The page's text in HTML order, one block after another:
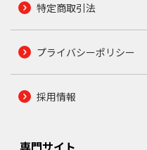
特定商取引法
プライバシーポリシー
採用情報